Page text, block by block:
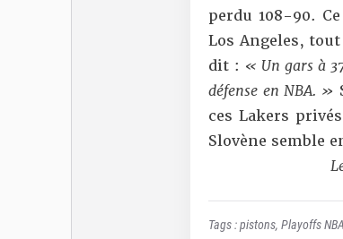
perdu 108-90.
Los Angeles,
dit : « Un gars à
défense en NBA. »
ces Lakers
Slovène semble
Tags :pistons, Playoffs NBA